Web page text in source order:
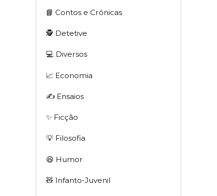
📘 Contos e Crônicas
🕵 Detetive
💻 Diversos
📈 Economia
✍️ Ensaios
✨ Ficção
💡 Filosofia
😆 Humor
🧸 Infanto-Juvenil